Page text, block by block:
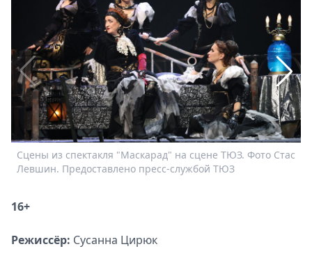
Выставки
Пресс-
релизы
О
Metro
Стримы
Спецпроекты
Звезды
Выборы
2026
Сцены из спектакля "Маскарад" на сцене ТЮЗ. Фото Стас
Левшин. Предоставлено пресс-службой ТЮЗ
16+
Режиссёр: Сусанна Цирюк